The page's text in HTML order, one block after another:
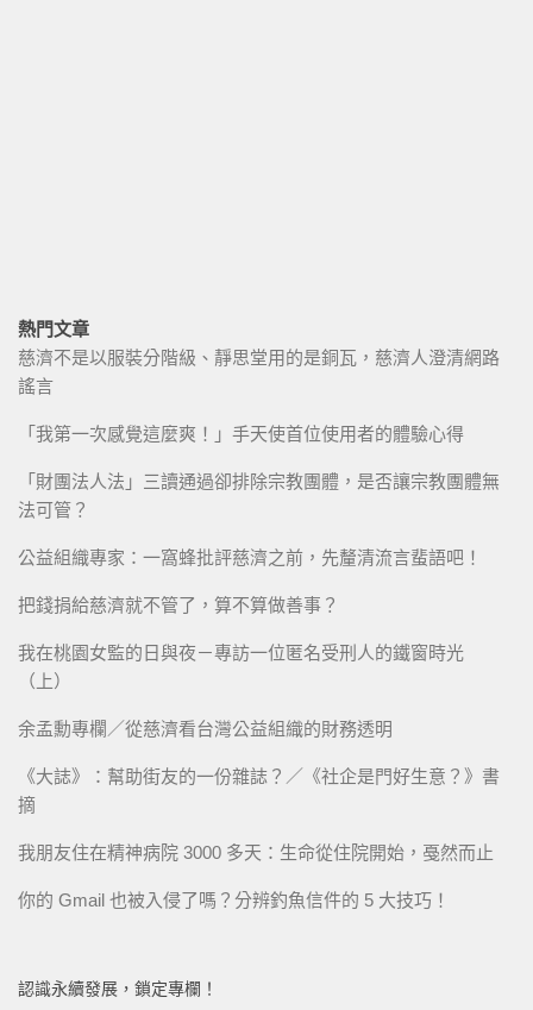
熱門文章
慈濟不是以服裝分階級、靜思堂用的是銅瓦，慈濟人澄清網路
謠言
「我第一次感覺這麼爽！」手天使首位使用者的體驗心得
「財團法人法」三讀通過卻排除宗教團體，是否讓宗教團體無
法可管？
公益組織專家：一窩蜂批評慈濟之前，先釐清流言蜚語吧！
把錢捐給慈濟就不管了，算不算做善事？
我在桃園女監的日與夜－專訪一位匿名受刑人的鐵窗時光
（上）
余孟勳專欄／從慈濟看台灣公益組織的財務透明
《大誌》：幫助街友的一份雜誌？／《社企是門好生意？》書
摘
我朋友住在精神病院 3000 多天：生命從住院開始，戞然而止
你的 Gmail 也被入侵了嗎？分辨釣魚信件的 5 大技巧！
認識永續發展，鎖定專欄！